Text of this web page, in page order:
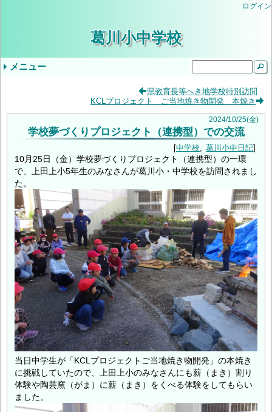
ログイン
葛川小中学校
メニュー
気象警報発表時/災害発生時の臨時休業等の判
当サイトについて
入学を希望されるみなさま
学校公開の実施について（ご案内）
第２回学校公開日（R9入学希望者向）
小学３・４年やまのこ学習・中学1年ふるさと
葛川小中日記 (94)
いじめ防止基本方針 (1)
県教育長等へき地学校特別訪問
KCLプロジェクト ご当地焼き物開発 本焼き
2024/10/25(金)
学校夢づくりプロジェクト（連携型）での交流
中学校 葛川小中日記
10月25日（金）学校夢づくりプロジェクト（連携型）の一環
で、上田上小5年生のみなさんが葛川小・中学校を訪問されまし
た。
当日中学生が「KCLプロジェクトご当地焼き物開発」の本焼き
に挑戦していたので、上田上小のみなさんにも薪（まき）割り
体験や陶芸窯（がま）に薪（まき）をくべる体験をしてもらい
ました。